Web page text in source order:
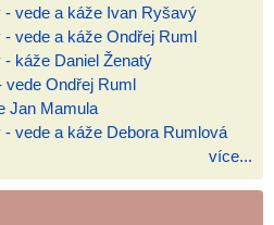
- vede a káže Ivan Ryšavý
- vede a káže Ondřej Ruml
- káže Daniel Ženatý
vede Ondřej Ruml
Jan Mamula
- vede a káže Debora Rumlová
více...